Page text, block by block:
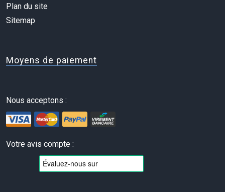
Plan du site
Sitemap
Moyens de paiement
Nous acceptons :
Votre avis compte :